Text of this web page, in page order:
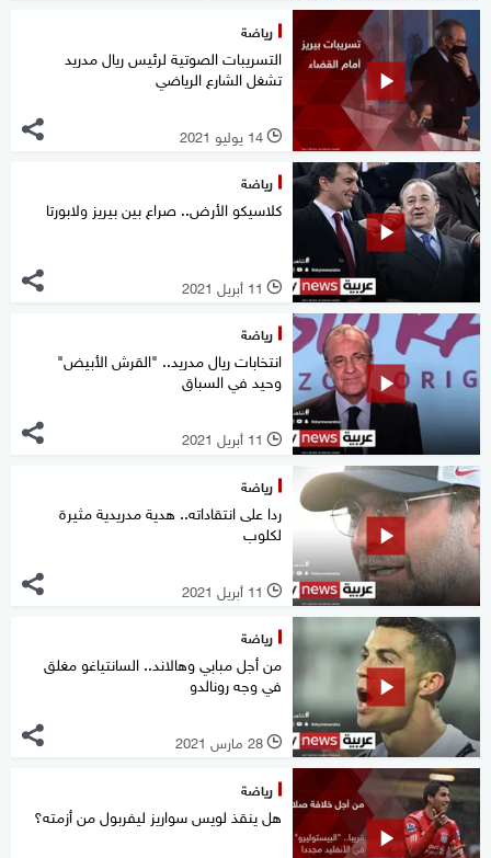
رياضة
التسريبات الصوتية لرئيس ريال مدريد
تشغل الشارع الرياضي
l 14 يوليو 2021
رياضة
كلاسيكو الأرض.. صراع بين بيريز ولابورتا
l 11 أبريل 2021
رياضة
انتخابات ريال مدريد.. "القرش الأبيض"
وحيد في السباق
l 11 أبريل 2021
رياضة
ردا على انتقاداته.. هدية مدريدية مثيرة
لكلوب
l 11 أبريل 2021
رياضة
من أجل مبابي وهالاند.. السانتياغو مغلق
في وجه رونالدو
l 28 مارس 2021
رياضة
هل ينقذ لويس سواريز ليفربول من أزمته؟